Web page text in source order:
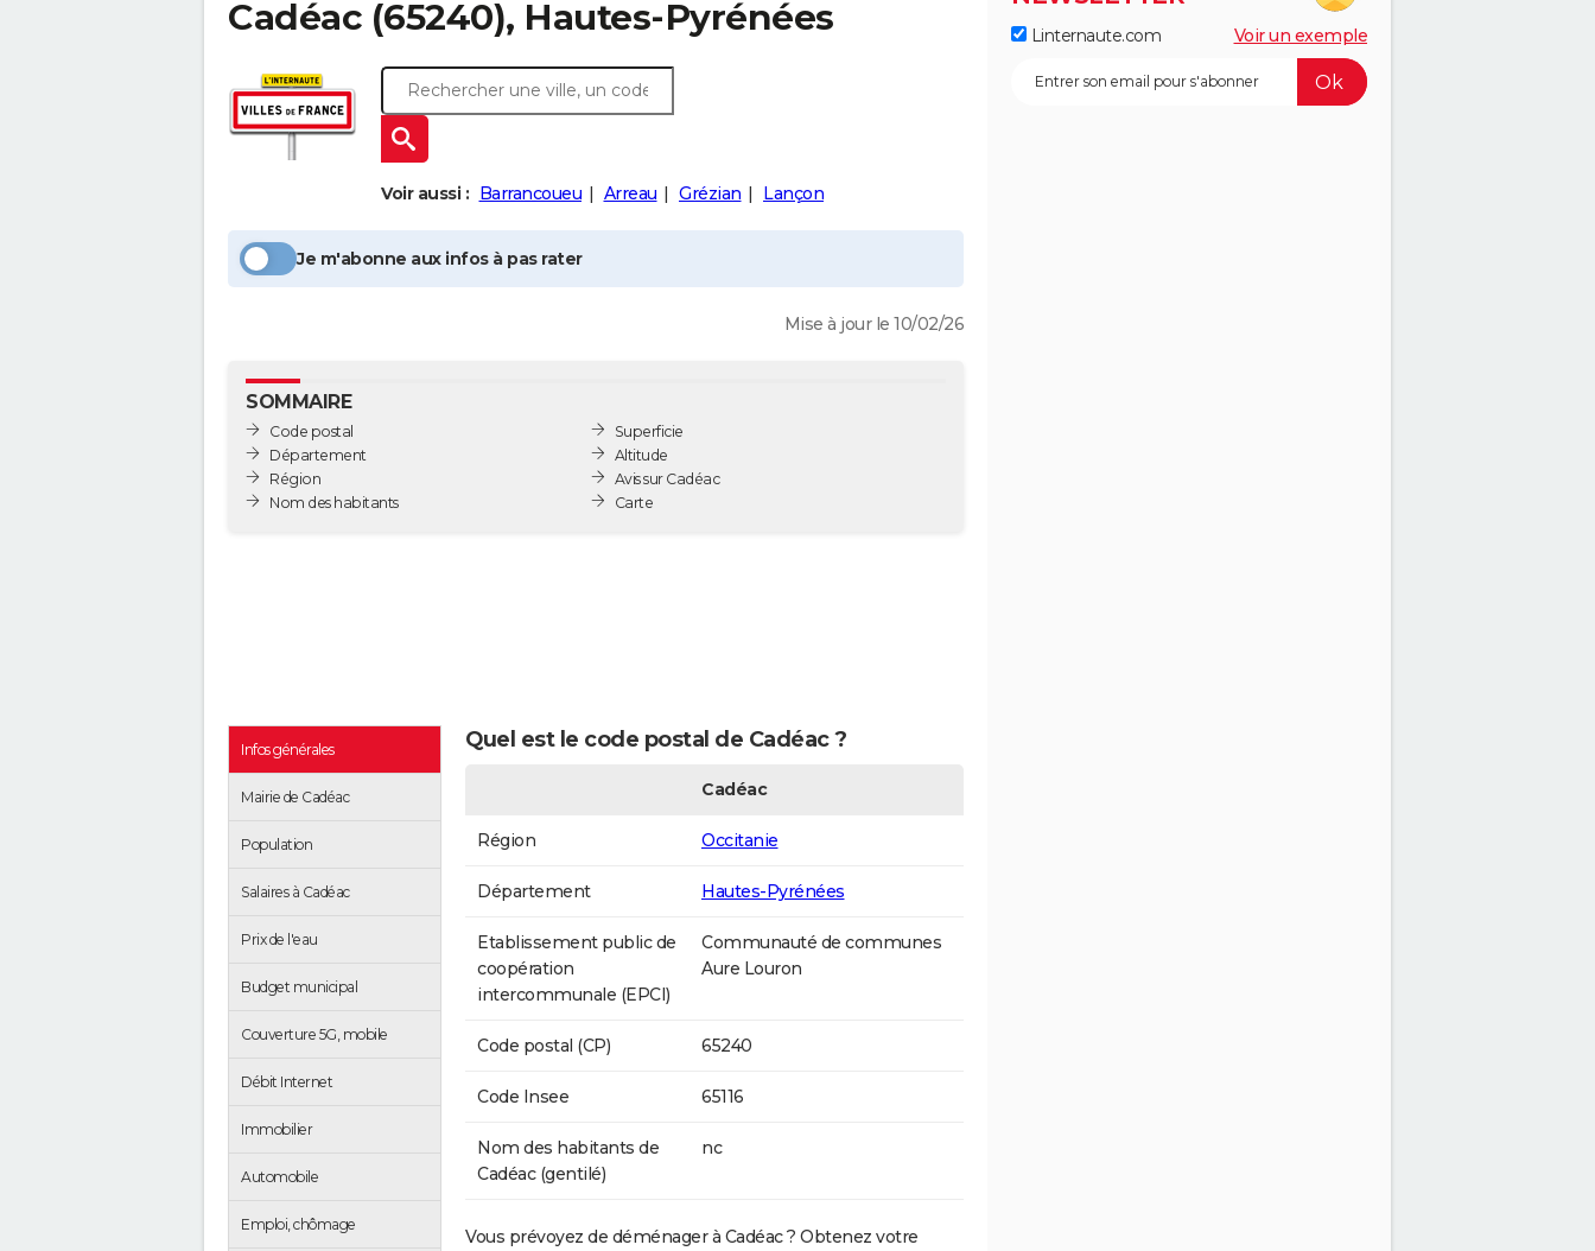
Cadéac (65240), Hautes-Pyrénées
Voir aussi : Barrancoueu Arreau Grézian Lançon
Je m'abonne aux infos à pas rater
Mise à jour le 10/02/26
SOMMAIRE
Code postal
Département
Région
Nom des habitants
Superficie
Altitude
Avis sur Cadéac
Carte
Infos générales
Mairie de Cadéac
Population
Salaires à Cadéac
Prix de l'eau
Budget municipal
Couverture 5G, mobile
Débit Internet
Immobilier
Automobile
Emploi, chômage
Quel est le code postal de Cadéac ?
Cadéac
Région Occitanie
Département Hautes-Pyrénées
Etablissement public de
coopération
intercommunale (EPCI)
Communauté de communes
Aure Louron
Code postal (CP) 65240
Code Insee 65116
Nom des habitants de
Cadéac (gentilé)
nc
Vous prévoyez de déménager à Cadéac ? Obtenez votre
Linternaute.com Voir un exemple